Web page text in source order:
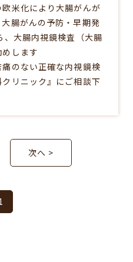
米化により大腸がんが
腸がんの予防・早期発
、大腸内視鏡検査（大腸
します
のない正確な内視鏡検
リニック』にご相談下
次へ >